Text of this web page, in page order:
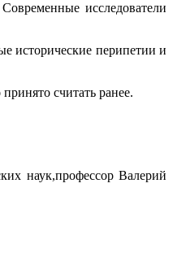
исследователи
исторические перипетии и
считать ранее.
наук,профессор Валерий